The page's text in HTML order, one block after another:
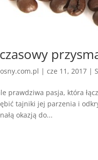
|cze 11, 2017 |
prawdziwa pasja, która
tajniki jej parzenia i
okazją do...